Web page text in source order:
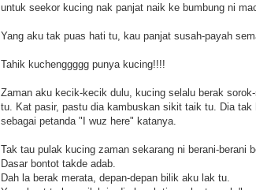
untuk seekor kucing nak panjat naik ke bumbung ni
Yang aku tak puas hati tu, kau panjat susah-payah
Tahik kuchenggggg punya kucing!!!!
Zaman aku kecik-kecik dulu, kucing selalu berak
tu. Kat pasir, pastu dia kambuskan sikit taik tu. Dia
sebagai petanda "I wuz here" katanya.
Tak tau pulak kucing zaman sekarang ni berani-berani
Dasar bontot takde adab.
Dah la berak merata, depan-depan bilik aku lak tu.